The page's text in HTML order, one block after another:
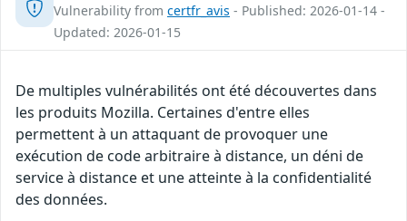
Vulnerability from certfr_avis - Published: 2026-01-14 -
Updated: 2026-01-15
De multiples vulnérabilités ont été découvertes dans
les produits Mozilla. Certaines d'entre elles
permettent à un attaquant de provoquer une
exécution de code arbitraire à distance, un déni de
service à distance et une atteinte à la confidentialité
des données.